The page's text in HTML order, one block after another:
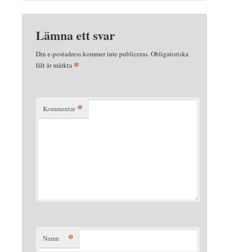
Lämna ett svar
Din e-postadress kommer inte publiceras.Obligatoriska
fält är märkta *
Kommentar *
Namn *